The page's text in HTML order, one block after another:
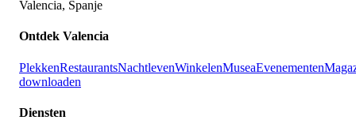
Valencia, Spanje
Ontdek Valencia
PlekkenRestaurantsNachtlevenWinkelenMuseaEvenementen
downloaden
Diensten